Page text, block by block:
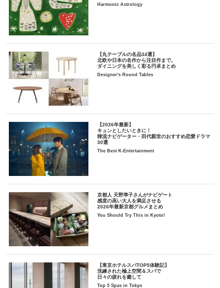
Harmonic Astrology
【丸テーブルの名品34選】
北欧や日本の名作から注目作まで。
ダイニングを美しく彩る円卓まとめ
Designer's Round Tables
【2026年最新】
キュンとしたいときに！
韓流ナビゲーター・田代親世のおすすめ恋愛ドラマ
30選
The Best K-Entertainment
京都人 天野準子さんがナビゲート
感度の高い大人を満足させる
2026年最新京都グルメまとめ
You Should Try This in Kyoto!
【東京ホテルスパTOP5体験記】
洗練された極上空間＆スパで
日々の疲れを癒して
Top 5 Spas in Tokyo